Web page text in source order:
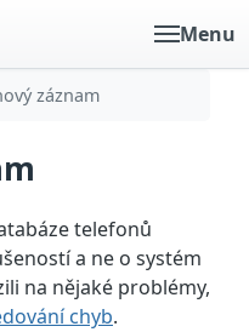
Menu
záznam
telefonů
a ne o systém
na nějaké problémy,
chyb.